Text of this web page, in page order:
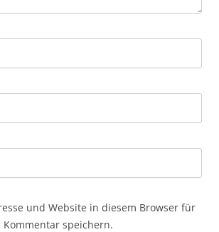
und Website in diesem Browser für
speichern.